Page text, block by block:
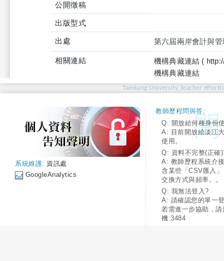
公開徵稿
出版型式
出處 第六屆兩岸會計與
相關連結
機構典藏連結 (
機構典藏連結
Tamkang University Teacher
系統維護: 資訊處
GoogleAnalytics
教師歷程問與答:
Q: 開放給何種身份
A: 目前開放給淡江
使用。
Q: 資料不完整(正確
A: 教師歷程系統介
含某些「CSV匯入
交換方式與頻率。。
Q: 我無法登入?
A: 請確認您的單一
若需進一步協助，
機:3484